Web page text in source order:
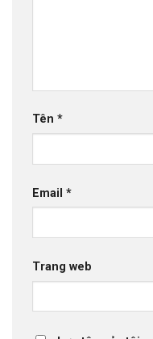
Tên *
Email *
Trang web